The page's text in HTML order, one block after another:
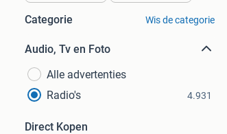
Categorie Wis de categorie
Audio, Tv en Foto
Alle advertenties
Radio's
4.931
Direct Kopen